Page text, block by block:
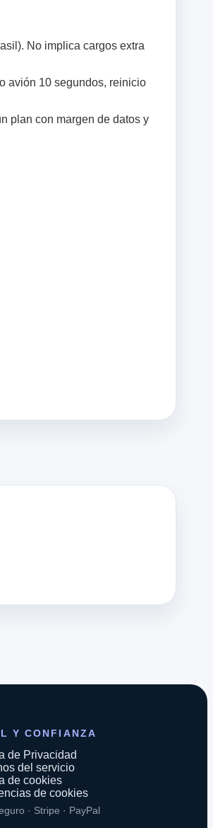
No implica cargos extra
avión 10 segundos, reinicio
plan con margen de datos y
Y CONFIANZA
de Privacidad
del servicio
de cookies
de cookies
· Stripe · PayPal